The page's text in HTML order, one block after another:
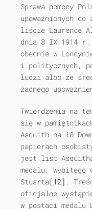
Sprawa pomocy
upoważnionych
liście Laurence
dnia 8 IX 1914
obecnie w
i politycznych,
ludzi albo ze
żadnego
Twierdzenia na
się w
Asquith na 10
papierach
jest list
medalu,
Stuarta[12] .
oficjalne
w postaci